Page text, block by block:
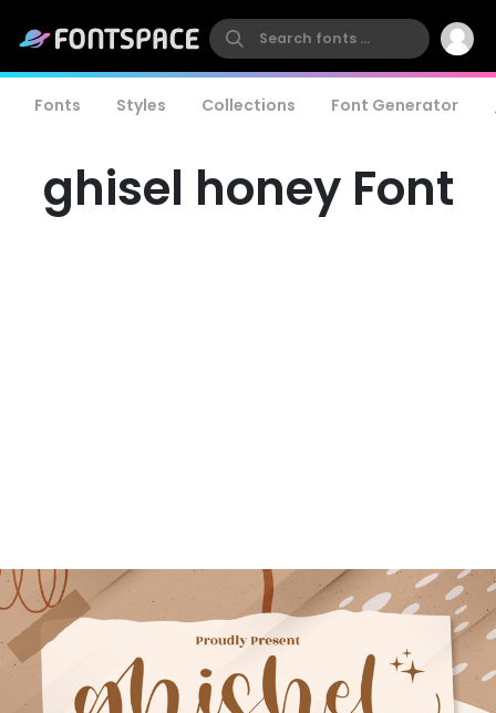
Fonts Styles Collections Font Generator
ghisel honey Font